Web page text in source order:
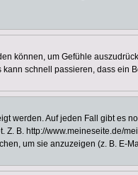
können, um Gefühle
schnell passieren, dass
werden. Auf jeden Fall gibt es
Z. B. http://www.meineseite.de/
um sie anzuzeigen (z. B. E-